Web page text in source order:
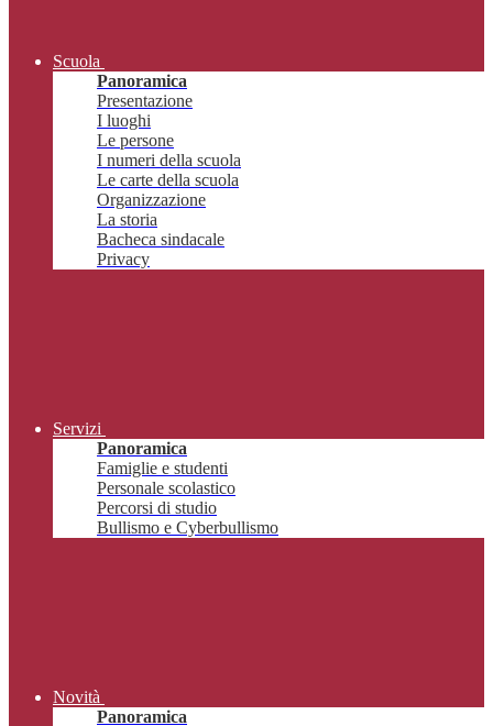
Scuola
Panoramica
Presentazione
I luoghi
Le persone
I numeri della scuola
Le carte della scuola
Organizzazione
La storia
Bacheca sindacale
Privacy
Servizi
Panoramica
Famiglie e studenti
Personale scolastico
Percorsi di studio
Bullismo e Cyberbullismo
Novità
Panoramica